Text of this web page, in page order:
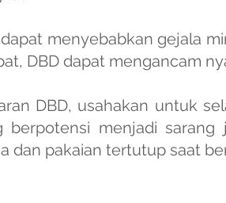
menyebabkan gejala
DBD dapat mengancam
DBD, usahakan untuk
menjadi sarang
dan pakaian tertutup saat